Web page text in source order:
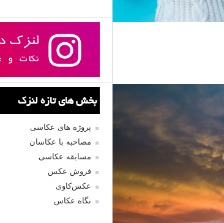
بخش های تازه لنزک
پروژه های عکاسی
مصاحبه با عکاسان
مسابقه عکاسی
فروش عکس
عکس‌کاوی
نگاه عکاس